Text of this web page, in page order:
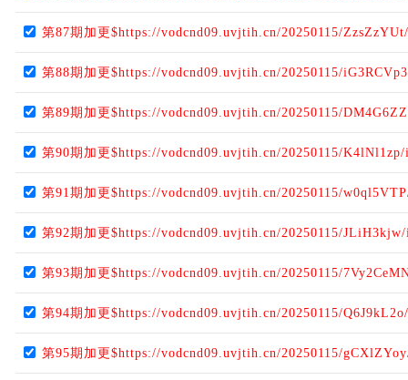
第87期加更$https://vodcnd09.uvjtih.cn/20250115/
第88期加更$https://vodcnd09.uvjtih.cn/20250115/
第89期加更$https://vodcnd09.uvjtih.cn/20250115/
第90期加更$https://vodcnd09.uvjtih.cn/20250115/K4lNl1zp/
第91期加更$https://vodcnd09.uvjtih.cn/20250115/
第92期加更$https://vodcnd09.uvjtih.cn/20250115/
第93期加更$https://vodcnd09.uvjtih.cn/20250115/
第94期加更$https://vodcnd09.uvjtih.cn/20250115/
第95期加更$https://vodcnd09.uvjtih.cn/20250115/